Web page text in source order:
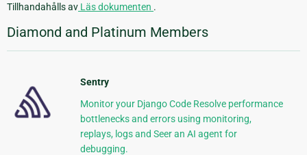
Tillhandahålls av Läs dokumenten .
Diamond and Platinum Members
Sentry
Monitor your Django Code Resolve performance
bottlenecks and errors using monitoring,
replays, logs and Seer an AI agent for
debugging.